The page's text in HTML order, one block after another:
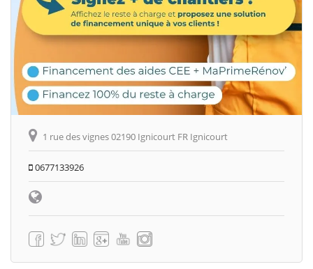
1 rue des vignes 02190 Ignicourt FR Ignicourt
0677133926